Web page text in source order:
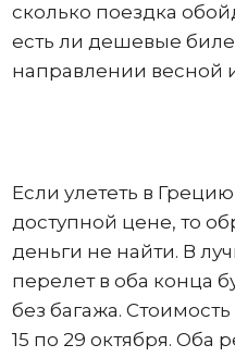
сколько поездка
есть ли дешевые
направлении весной
Если улететь в
доступной цене, то
деньги не найти. В
перелет в оба конца
без багажа.
15 по 29 октября. Оба